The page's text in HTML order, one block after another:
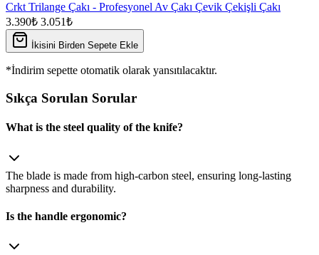
Crkt Trilange Çakı - Profesyonel Av Çakı Çevik Çekişli Çakı
3.390₺ 3.051₺
İkisini Birden Sepete Ekle
*İndirim sepette otomatik olarak yansıtılacaktır.
Sıkça Sorulan Sorular
What is the steel quality of the knife?
The blade is made from high‑carbon steel, ensuring long‑lasting
sharpness and durability.
Is the handle ergonomic?